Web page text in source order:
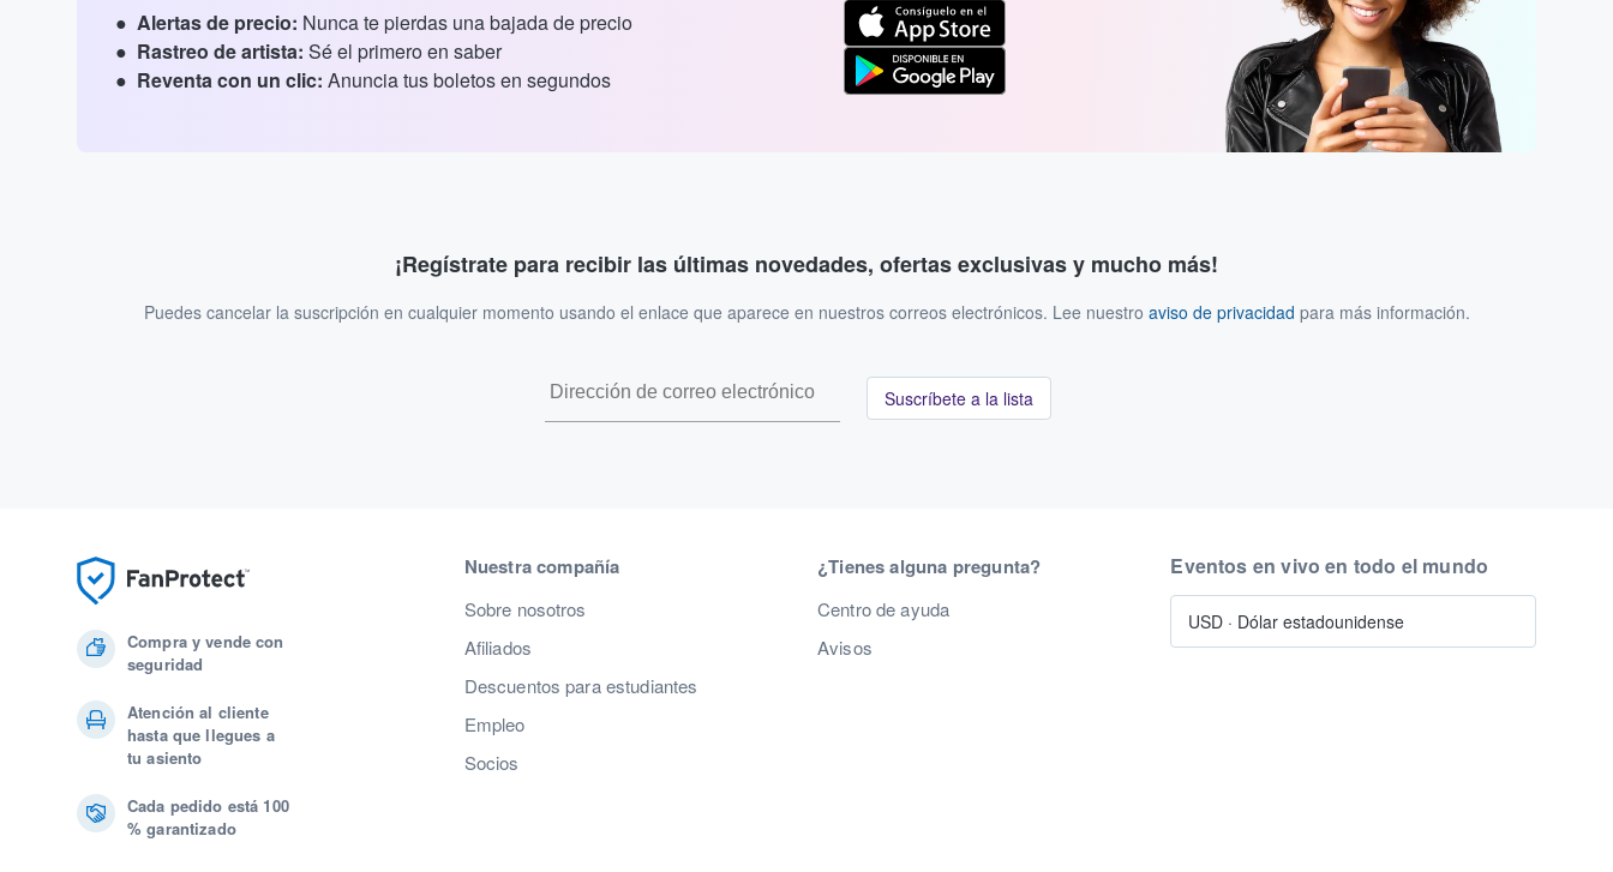
Alertas de precio: Nunca te pierdas una bajada de precio
Rastreo de artista: Sé el primero en saber
Reventa con un clic: Anuncia tus boletos en segundos
¡Regístrate para recibir las últimas novedades, ofertas exclusivas y mucho más!
Puedes cancelar la suscripción en cualquier momento usando el enlace que aparece en nuestros correos electrónicos. Lee nuestro aviso de privacidad para más información.
Suscríbete a la lista
Compra y vende con
seguridad
Atención al cliente
hasta que llegues a
tu asiento
Cada pedido está 100
% garantizado
Nuestra compañía
Sobre nosotros
Afiliados
Descuentos para estudiantes
Empleo
Socios
¿Tienes alguna pregunta?
Centro de ayuda
Avisos
Eventos en vivo en todo el mundo
USD · Dólar estadounidense